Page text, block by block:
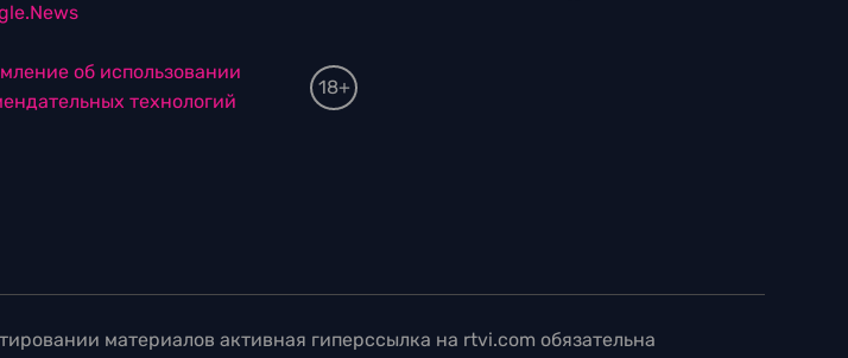
об использовании
технологий
18+
материалов активная гиперссылка на rtvi.com обязательна